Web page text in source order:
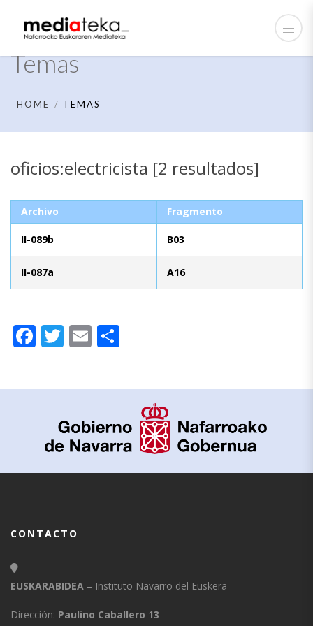
Temas
HOME TEMAS
oficios:electricista [2 resultados]
Archivo Fragmento
II-089b B03
II-087a A16
Facebook
Twitter
Email
CONTACTO
EUSKARABIDEA – Instituto Navarro del Euskera
Dirección: Paulino Caballero 13